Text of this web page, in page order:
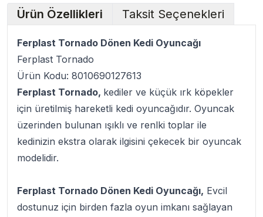
Ürün Özellikleri Taksit Seçenekleri
Ferplast Tornado Dönen Kedi Oyuncağı
Ferplast Tornado
Ürün Kodu: 8010690127613
Ferplast Tornado, kediler ve küçük ırk köpekler
için üretilmiş hareketli kedi oyuncağıdır. Oyuncak
üzerinden bulunan ışıklı ve renlki toplar ile
kedinizin ekstra olarak ilgisini çekecek bir oyuncak
modelidir.
Ferplast Tornado Dönen Kedi Oyuncağı, Evcil
dostunuz için birden fazla oyun imkanı sağlayan